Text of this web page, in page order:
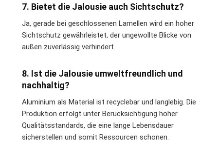
7. Bietet die Jalousie auch Sichtschutz?
Ja, gerade bei geschlossenen Lamellen wird ein hoher
Sichtschutz gewährleistet, der ungewollte Blicke von
außen zuverlässig verhindert.
8. Ist die Jalousie umweltfreundlich und
nachhaltig?
Aluminium als Material ist recyclebar und langlebig. Die
Produktion erfolgt unter Berücksichtigung hoher
Qualitätsstandards, die eine lange Lebensdauer
sicherstellen und somit Ressourcen schonen.